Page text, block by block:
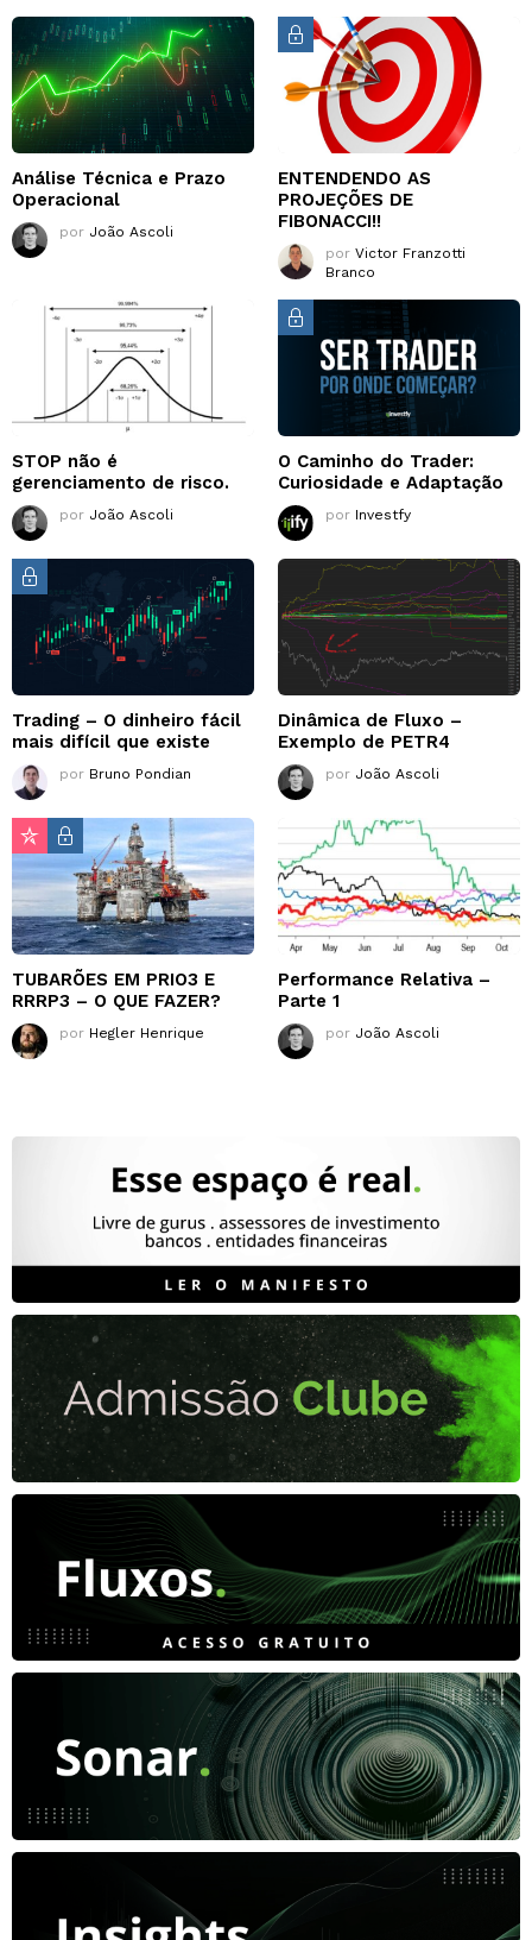
Análise Técnica e Prazo
Operacional
por João Ascoli
ENTENDENDO AS
PROJEÇÕES DE
FIBONACCI!!
por Victor Franzotti
Branco
STOP não é
gerenciamento de risco.
por João Ascoli
O Caminho do Trader:
Curiosidade e Adaptação
por Investfy
Trading – O dinheiro fácil
mais difícil que existe
por Bruno Pondian
Dinâmica de Fluxo –
Exemplo de PETR4
por João Ascoli
TUBARÕES EM PRIO3 E
RRRP3 – O QUE FAZER?
por Hegler Henrique
Performance Relativa –
Parte 1
por João Ascoli